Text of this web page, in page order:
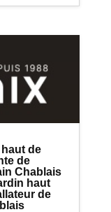
de
de
Chablais
haut
de